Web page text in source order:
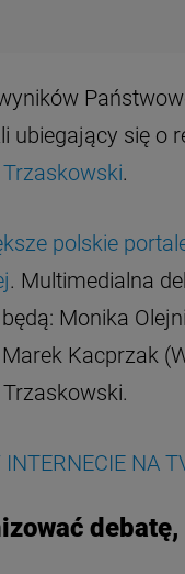
ubiegający się o
Trzaskowski.
polskie
. Multimedialna
Monika
Kacprzak
NA